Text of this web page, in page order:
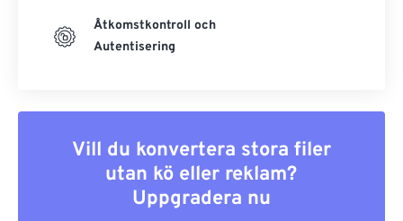
Åtkomstkontroll och
Autentisering
Vill du konvertera stora filer
utan kö eller reklam?
Uppgradera nu